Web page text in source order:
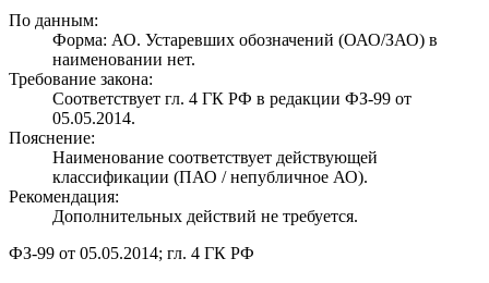
По данным:
Форма: АО. Устаревших обозначений (ОАО/ЗАО) в
наименовании нет.
Требование закона:
Соответствует гл. 4 ГК РФ в редакции ФЗ-99 от
05.05.2014.
Пояснение:
Наименование соответствует действующей
классификации (ПАО / непубличное АО).
Рекомендация:
Дополнительных действий не требуется.
ФЗ-99 от 05.05.2014; гл. 4 ГК РФ